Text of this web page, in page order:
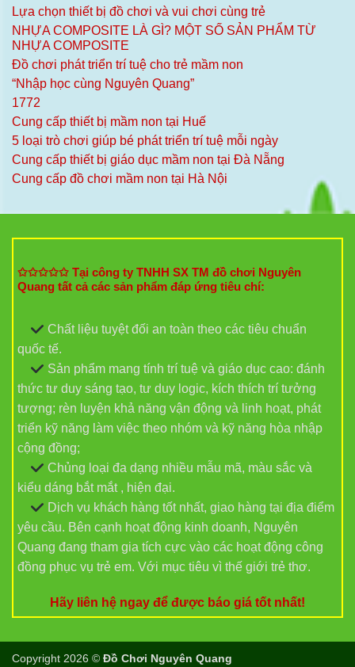
Lựa chọn thiết bị đồ chơi và vui chơi cùng trẻ
NHỰA COMPOSITE LÀ GÌ? MỘT SỐ SẢN PHẨM TỪ
NHỰA COMPOSITE
Đồ chơi phát triển trí tuệ cho trẻ mầm non
“Nhập học cùng Nguyên Quang”
1772
Cung cấp thiết bị mầm non tại Huế
5 loại trò chơi giúp bé phát triển trí tuệ mỗi ngày
Cung cấp thiết bị giáo dục mầm non tại Đà Nẵng
Cung cấp đồ chơi mầm non tại Hà Nội
✩✩✩✩✩ Tại công ty TNHH SX TM đồ chơi Nguyên
Quang tất cả các sản phẩm đáp ứng tiêu chí:
Chất liệu tuyệt đối an toàn theo các tiêu chuẩn
quốc tế.
Sản phẩm mang tính trí tuệ và giáo dục cao: đánh
thức tư duy sáng tạo, tư duy logic, kích thích trí tưởng
tượng; rèn luyện khả năng vận động và linh hoạt, phát
triển kỹ năng làm việc theo nhóm và kỹ năng hòa nhập
cộng đồng;
Chủng loại đa dạng nhiều mẫu mã, màu sắc và
kiểu dáng bắt mắt , hiện đại.
Dịch vụ khách hàng tốt nhất, giao hàng tại địa điểm
yêu cầu. Bên cạnh hoạt động kinh doanh, Nguyên
Quang đang tham gia tích cực vào các hoạt động công
đồng phục vụ trẻ em. Với mục tiêu vì thế giới trẻ thơ.
Hãy liên hệ ngay để được báo giá tốt nhất!
Copyright 2026 © Đồ Chơi Nguyên Quang